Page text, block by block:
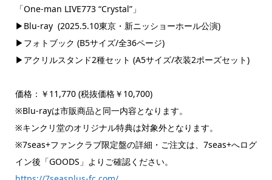
「One-man LIVE773 “Crystal”」
▶Blu-ray (2025.5.10東京・新ニッショーホール公演)
▶フォトブック (B5サイズ/全36ページ)
▶アクリルスタンド2種セット (A5サイズ/衣装2ポーズセット)
価格：￥11,770 (税抜価格￥10,700)
※Blu-rayは市販商品と同一内容となります。
※キンクリ堂のオリジナル特典は対象外となります。
※7seas+ファンクラブ限定盤の詳細・ご注文は、7seas+へログ
イン後「GOODS」よりご確認ください。